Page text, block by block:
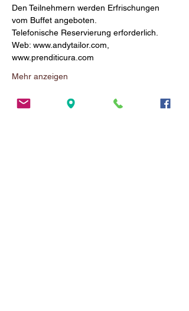
Den Teilnehmern werden Erfrischungen
Web: www.andytailor.com,
Mehr anzeigen